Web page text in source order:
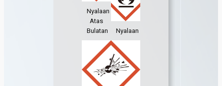
Nyalaan
Atas
Bulatan
Nyalaan